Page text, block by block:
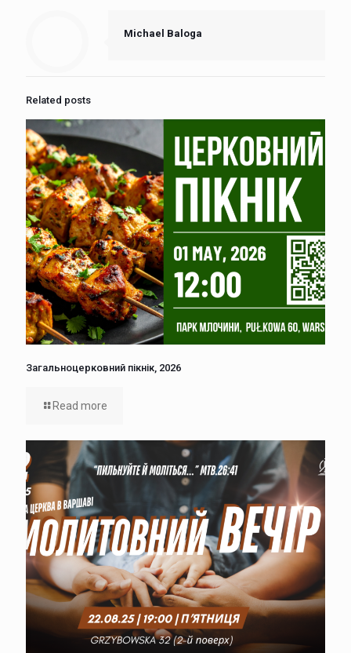
Michael Baloga
Related posts
Загальноцерковний пікнік, 2026
Read more